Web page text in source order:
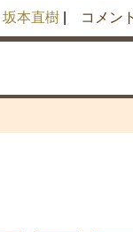
坂本直樹 | コメン